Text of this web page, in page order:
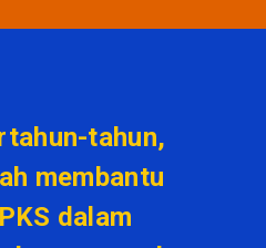
tahun,
membantu
dalam